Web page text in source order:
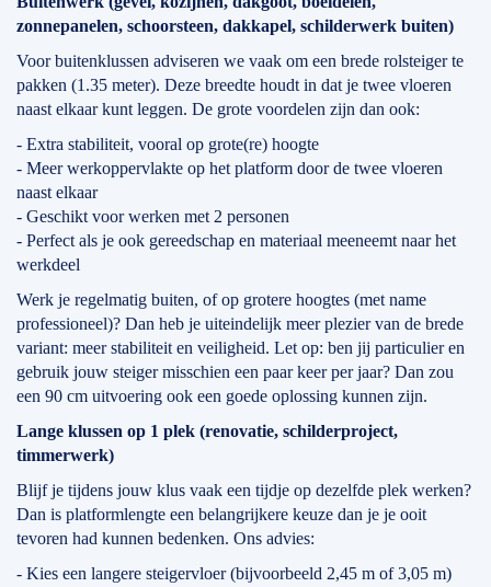
zonnepanelen, schoorsteen, dakkapel, schilderwerk buiten)
Voor buitenklussen adviseren we vaak om een brede rolsteiger te
pakken (1.35 meter). Deze breedte houdt in dat je twee vloeren
naast elkaar kunt leggen. De grote voordelen zijn dan ook:
- Extra stabiliteit, vooral op grote(re) hoogte
- Meer werkoppervlakte op het platform door de twee vloeren
naast elkaar
- Geschikt voor werken met 2 personen
- Perfect als je ook gereedschap en materiaal meeneemt naar het
werkdeel
Werk je regelmatig buiten, of op grotere hoogtes (met name
professioneel)? Dan heb je uiteindelijk meer plezier van de brede
variant: meer stabiliteit en veiligheid. Let op: ben jij particulier en
gebruik jouw steiger misschien een paar keer per jaar? Dan zou
een 90 cm uitvoering ook een goede oplossing kunnen zijn.
Lange klussen op 1 plek (renovatie, schilderproject,
timmerwerk)
Blijf je tijdens jouw klus vaak een tijdje op dezelfde plek werken?
Dan is platformlengte een belangrijkere keuze dan je je ooit
tevoren had kunnen bedenken. Ons advies:
- Kies een langere steigervloer (bijvoorbeeld 2,45 m of 3,05 m)